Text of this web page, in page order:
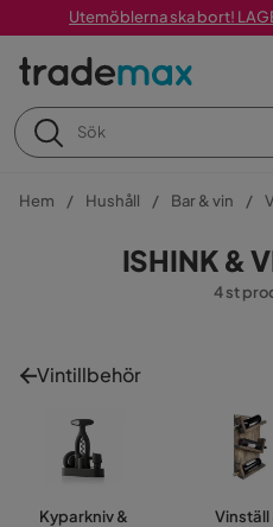
Utemöblerna ska bort!
Hem Hushåll Bar & vin
ISHINK &
4 st
Vintillbehör
Kyparkniv &
Vinställ